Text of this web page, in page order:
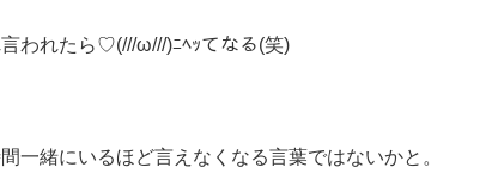
われたら♡(///ω///)ﾆﾍｯてなる(笑)
一緒にいるほど言えなくなる言葉ではないかと。